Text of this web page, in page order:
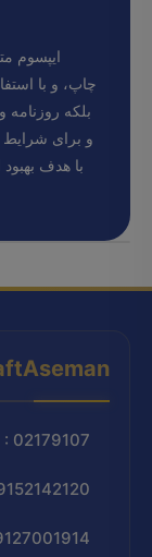
ایپسوم
چاپ، و با
بلکه
و برای شرایط
با هدف بهبود
02179107